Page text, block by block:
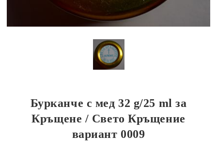
Бурканче с мед 32 g/25 ml за
Кръщене / Свето Кръщение
вариант 0009